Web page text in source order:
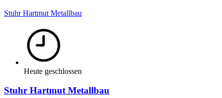
Stuhr Hartmut Metallbau
Heute geschlossen
Stuhr Hartmut Metallbau